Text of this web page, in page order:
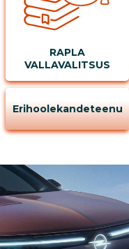
RAPLA
VALLAVALITSUS
Erihoolekandeteenus